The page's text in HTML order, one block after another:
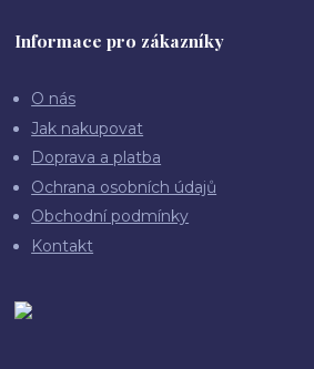
Informace pro zákazníky
O nás
Jak nakupovat
Doprava a platba
Ochrana osobních údajů
Obchodní podmínky
Kontakt